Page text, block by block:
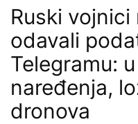
Ruski vojnici
odavali
Telegramu:
naređenja,
dronova